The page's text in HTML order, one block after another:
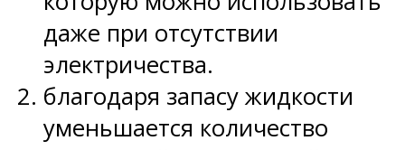
даже при отсутствии
электричества.
благодаря запасу жидкости
уменьшается количество